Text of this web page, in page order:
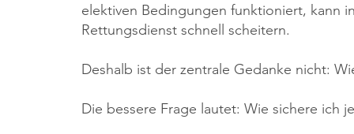
elektiven Bedingungen funktioniert, kann
Rettungsdienst schnell scheitern.
Deshalb ist der zentrale Gedanke nicht:
Die bessere Frage lautet: Wie sichere ich